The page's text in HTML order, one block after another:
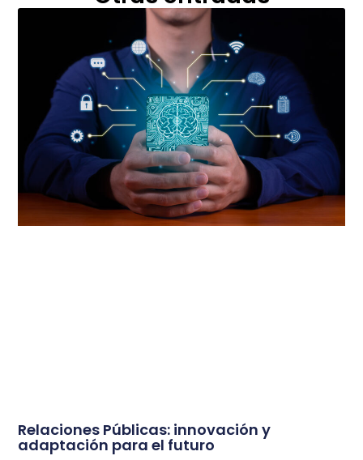
Relaciones Públicas: innovación y
adaptación para el futuro